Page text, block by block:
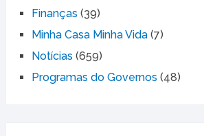
Finanças (39)
Minha Casa Minha Vida(7)
Notícias (659)
Programas do Governos (48)